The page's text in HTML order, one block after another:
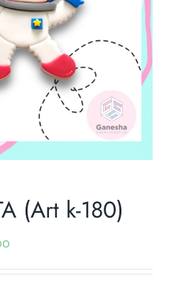
(Art k-180)